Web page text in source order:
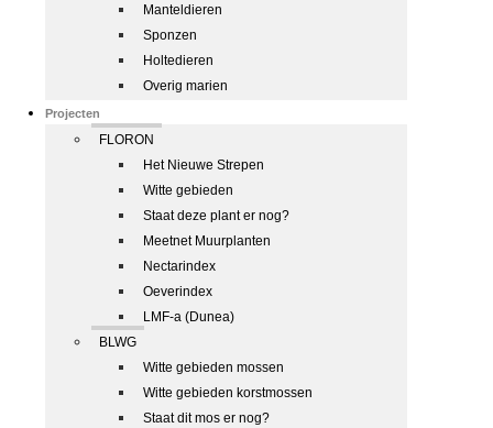
Manteldieren
Sponzen
Holtedieren
Overig marien
Projecten
FLORON
Het Nieuwe Strepen
Witte gebieden
Staat deze plant er nog?
Meetnet Muurplanten
Nectarindex
Oeverindex
LMF-a (Dunea)
BLWG
Witte gebieden mossen
Witte gebieden korstmossen
Staat dit mos er nog?